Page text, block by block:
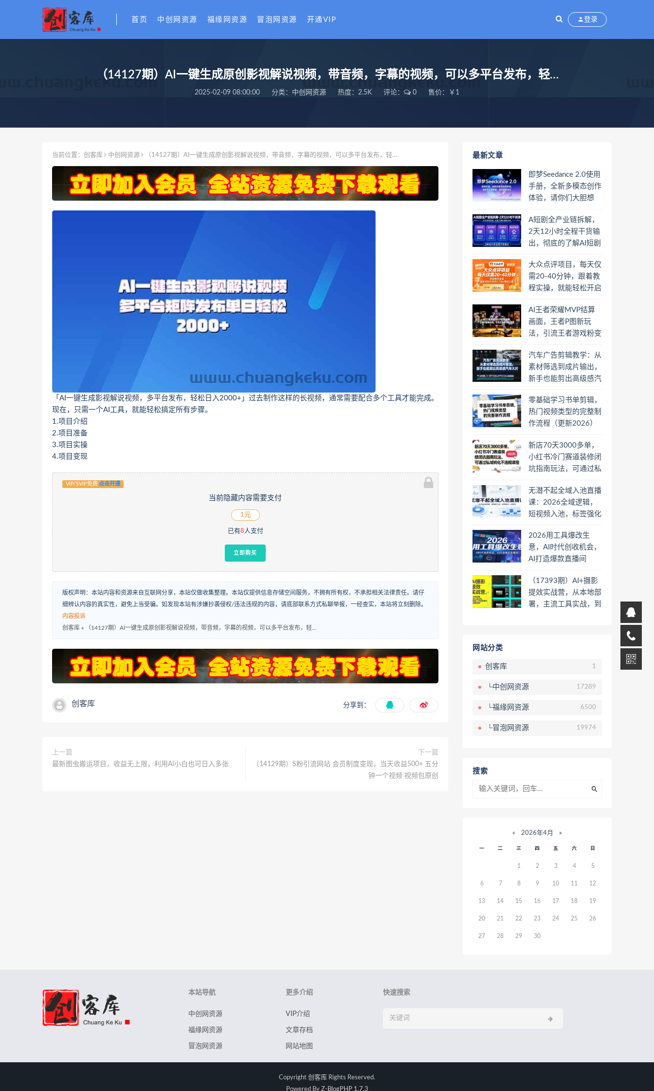
首页 中创网资源 福缘网资源 冒泡网资源 开通VIP 登录
（14127期）AI一键生成原创影视解说视频，带音频，字幕的视频，可以多平台发布，轻…
2025-02-09 08:00:00 分类： 中创网资源 热度：2.5K 评论： 0 售价：￥1
当前位置： 创客库 中创网资源 （14127期）AI一键生成原创影视解说视频，带音频，字幕的视频，可以多平台发布，轻…
「AI一键生成影视解说视频，多平台发布，轻松日入2000+」过去制作这样的长视频，通常需要配合多个工具才能完成。
现在，只需一个AI工具，就能轻松搞定所有步骤。
1.项目介绍
2.项目准备
3.项目实操
4.项目变现
VIP/SVIP免费 点击开通
当前隐藏内容需要支付
1元
已有8人支付
立即购买
版权声明：本站内容和资源来自互联网分享，本站仅做收集整理。本站仅提供信息存储空间服务，不拥有所有权，不承担相关法律责任。请仔
细辨认内容的真实性，避免上当受骗。如发现本站有涉嫌抄袭侵权/违法违规的内容，请底部联系方式私聊举报，一经查实，本站将立刻删除。
内容投诉
创客库 » （14127期）AI一键生成原创影视解说视频，带音频，字幕的视频，可以多平台发布，轻…
创客库 分享到：
上一篇
最新图虫搬运项目，收益无上限，利用AI小白也可日入多张
下一篇
（14129期）S粉引流网站 会员制度变现，当天收益500+ 五分
钟一个视频 视频包原创
最新文章
即梦Seedance 2.0使用
手册，全新多模态创作
体验，请你们大胆想
A短剧全产业链拆解，
2天12小时全程干货输
出，彻底的了解AI短剧
大众点评项目，每天仅
需20-40分钟，跟着教
程实操，就能轻松开启
AI王者荣耀MVP结算
画面，王者P图新玩
法，引流王者游戏粉变
汽车广告剪辑教学：从
素材筛选到成片输出，
新手也能剪出高级感汽
零基础学习书单剪辑，
热门视频类型的完整制
作流程（更新2026）
新店70天3000多单，
小红书冷门赛道装修闭
坑指南玩法，可通过私
无潜不起全域入池直播
课：2026全域逻辑，
短视频入池，标签强化
2026用工具爆改生
意，AI时代创收机会，
AI打造爆款直播间
（17393期）AI+摄影
提效实战营，从本地部
署，主流工具实战，到
网站分类
创客库 1
└中创网资源 17289
└福缘网资源 6500
└冒泡网资源 19974
搜索
« 2026年4月 »
一 二 三 四 五 六 日
1 2 3 4 5
6 7 8 9 10 11 12
13 14 15 16 17 18 19
20 21 22 23 24 25 26
27 28 29 30
本站导航
中创网资源
福缘网资源
冒泡网资源
更多介绍
VIP介绍
文章存档
网站地图
快速搜索
Copyright 创客库 Rights Reserved.
Powered By Z-BlogPHP 1.7.3